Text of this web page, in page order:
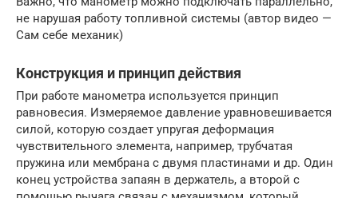
не нарушая работу топливной системы (автор видео —
Сам себе механик)
Конструкция и принцип действия
При работе манометра используется принцип
равновесия. Измеряемое давление уравновешивается
силой, которую создает упругая деформация
чувствительного элемента, например, трубчатая
пружина или мембрана с двумя пластинами и др. Один
конец устройства запаян в держатель, а второй с